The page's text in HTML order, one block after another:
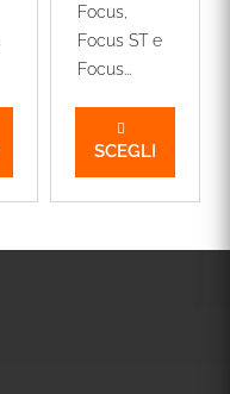
Focus,
Focus ST e
Focus...
SCEGLI